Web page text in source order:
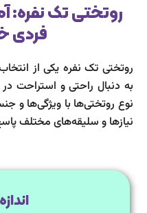
روتختی تک نفره:
فردی
روتختی تک نفره یکی از
به دنبال راحتی و استراحت
نوع روتختی‌ها با ویژگی‌ها و
نیازها و سلیقه‌های مختلف